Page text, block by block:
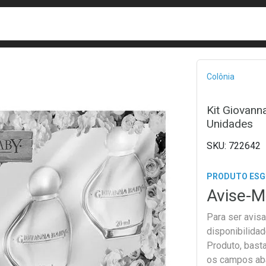
Colônia
Kit
Unidades
722642
PRODUTO
Avise-
Para ser
Produto,
os campos